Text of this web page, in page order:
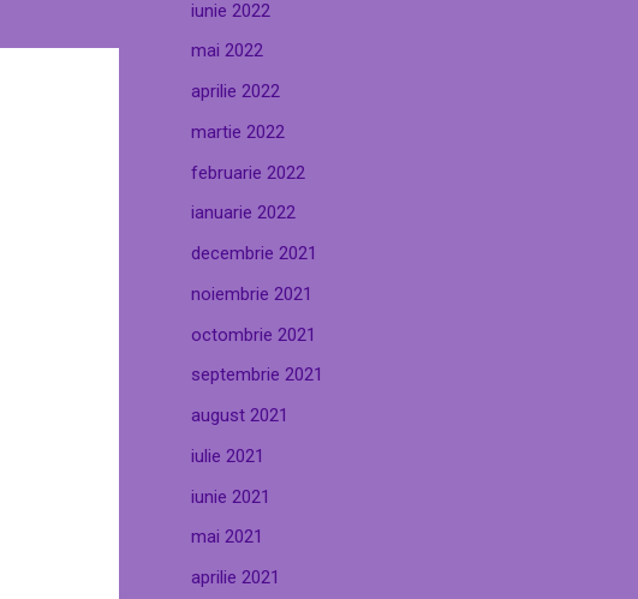
iunie 2022
mai 2022
aprilie 2022
martie 2022
februarie 2022
ianuarie 2022
decembrie 2021
noiembrie 2021
octombrie 2021
septembrie 2021
august 2021
iulie 2021
iunie 2021
mai 2021
aprilie 2021